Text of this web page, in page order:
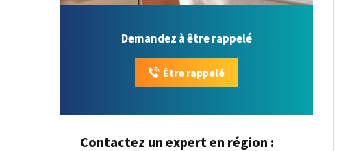
Demandez à être rappelé
Être rappelé
Contactez un expert en région :